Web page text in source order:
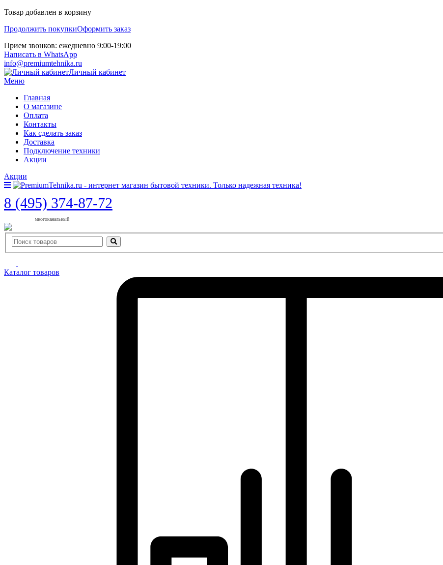
Товар добавлен в корзину
Продолжить покупкиОформить заказ
Прием звонков: ежедневно 9:00-19:00
Написать в WhatsApp
info@premiumtehnika.ru
Личный кабинет
Меню
Главная
О магазине
Оплата
Контакты
Как сделать заказ
Доставка
Подключение техники
Акции
Акции
8 (495) 374-87-72
многоканальный
Каталог товаров